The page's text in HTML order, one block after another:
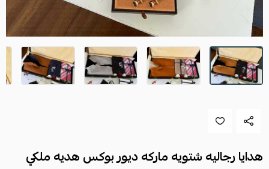
هدايا رجاليه شتويه ماركه ديور بوكس هديه ملكي